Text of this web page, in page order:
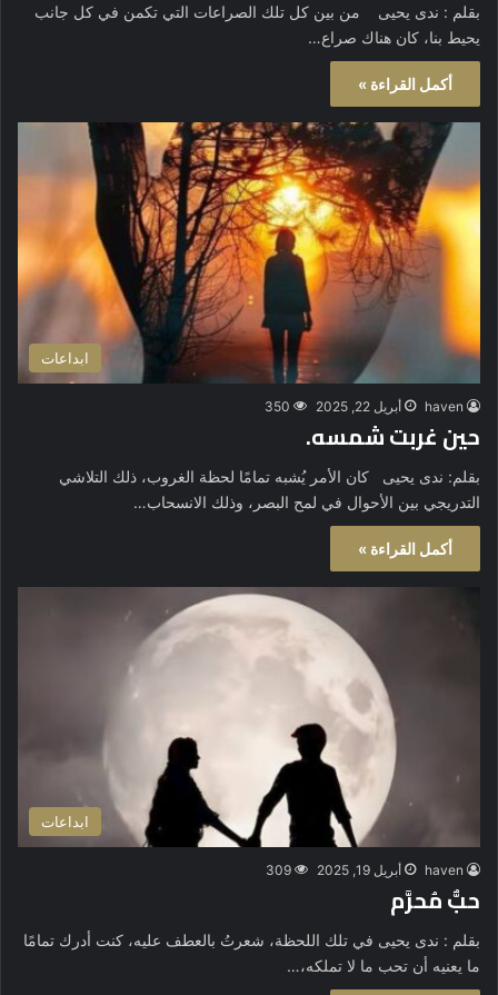
بقلم : ندى يحيى من بين كل تلك الصراعات التي تكمن في كل جانب
يحيط بنا، كان هناك صراع…
أكمل القراءة »
ابداعات
haven أبريل 22, 2025 350
حين غربت شمسه.
بقلم: ندى يحيى كان الأمر يُشبه تمامًا لحظة الغروب، ذلك التلاشي
التدريجي بين الأحوال في لمح البصر، وذلك الانسحاب…
أكمل القراءة »
ابداعات
haven أبريل 19, 2025 309
حبٌّ مُحرَّم
بقلم : ندى يحيى في تلك اللحظة، شعرتُ بالعطف عليه، كنت أدرك تمامًا
ما يعنيه أن تحب ما لا تملكه،…